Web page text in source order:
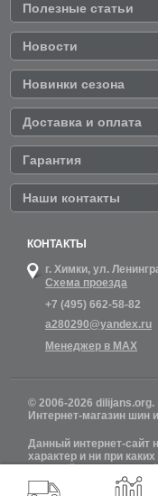
Полезные статьи
Новости
Новинки сезона
Доставка и оплата
Гарантия
Наши контакты
КОНТАКТЫ
г. Химки, ул.
Схема проезда
+7 (495) 662-58-82
a280290@yandex.ru
Менеджер в MAX
© 2006-2026 dilijans.org.
Интернет-магазин шин
Данный интернет-сайт
характер и ни при
Гражданского